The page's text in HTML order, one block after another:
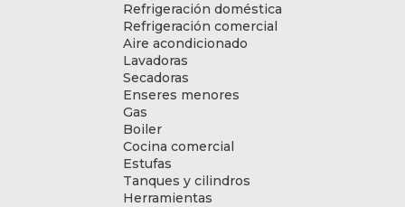
Refrigeración doméstica
Refrigeración comercial
Aire acondicionado
Lavadoras
Secadoras
Enseres menores
Gas
Boiler
Cocina comercial
Estufas
Tanques y cilindros
Herramientas